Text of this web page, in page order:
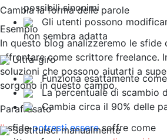
Cambia la forma delle parole
Esempio
In questo blog analizzeremo le
affrontare come scrittore freelance.
soluzioni che possono aiutarti a
sorgono in questo campo.
Parafrasato
Ilsfidepotresti esseresoffre come
possibili sinonimi
Gli utenti possono
non sembra adatta
Ultra-giro
Funziona esattamente
La percentuale di scambio
Cambia circa il 90% delle
Sostituisci manualmente